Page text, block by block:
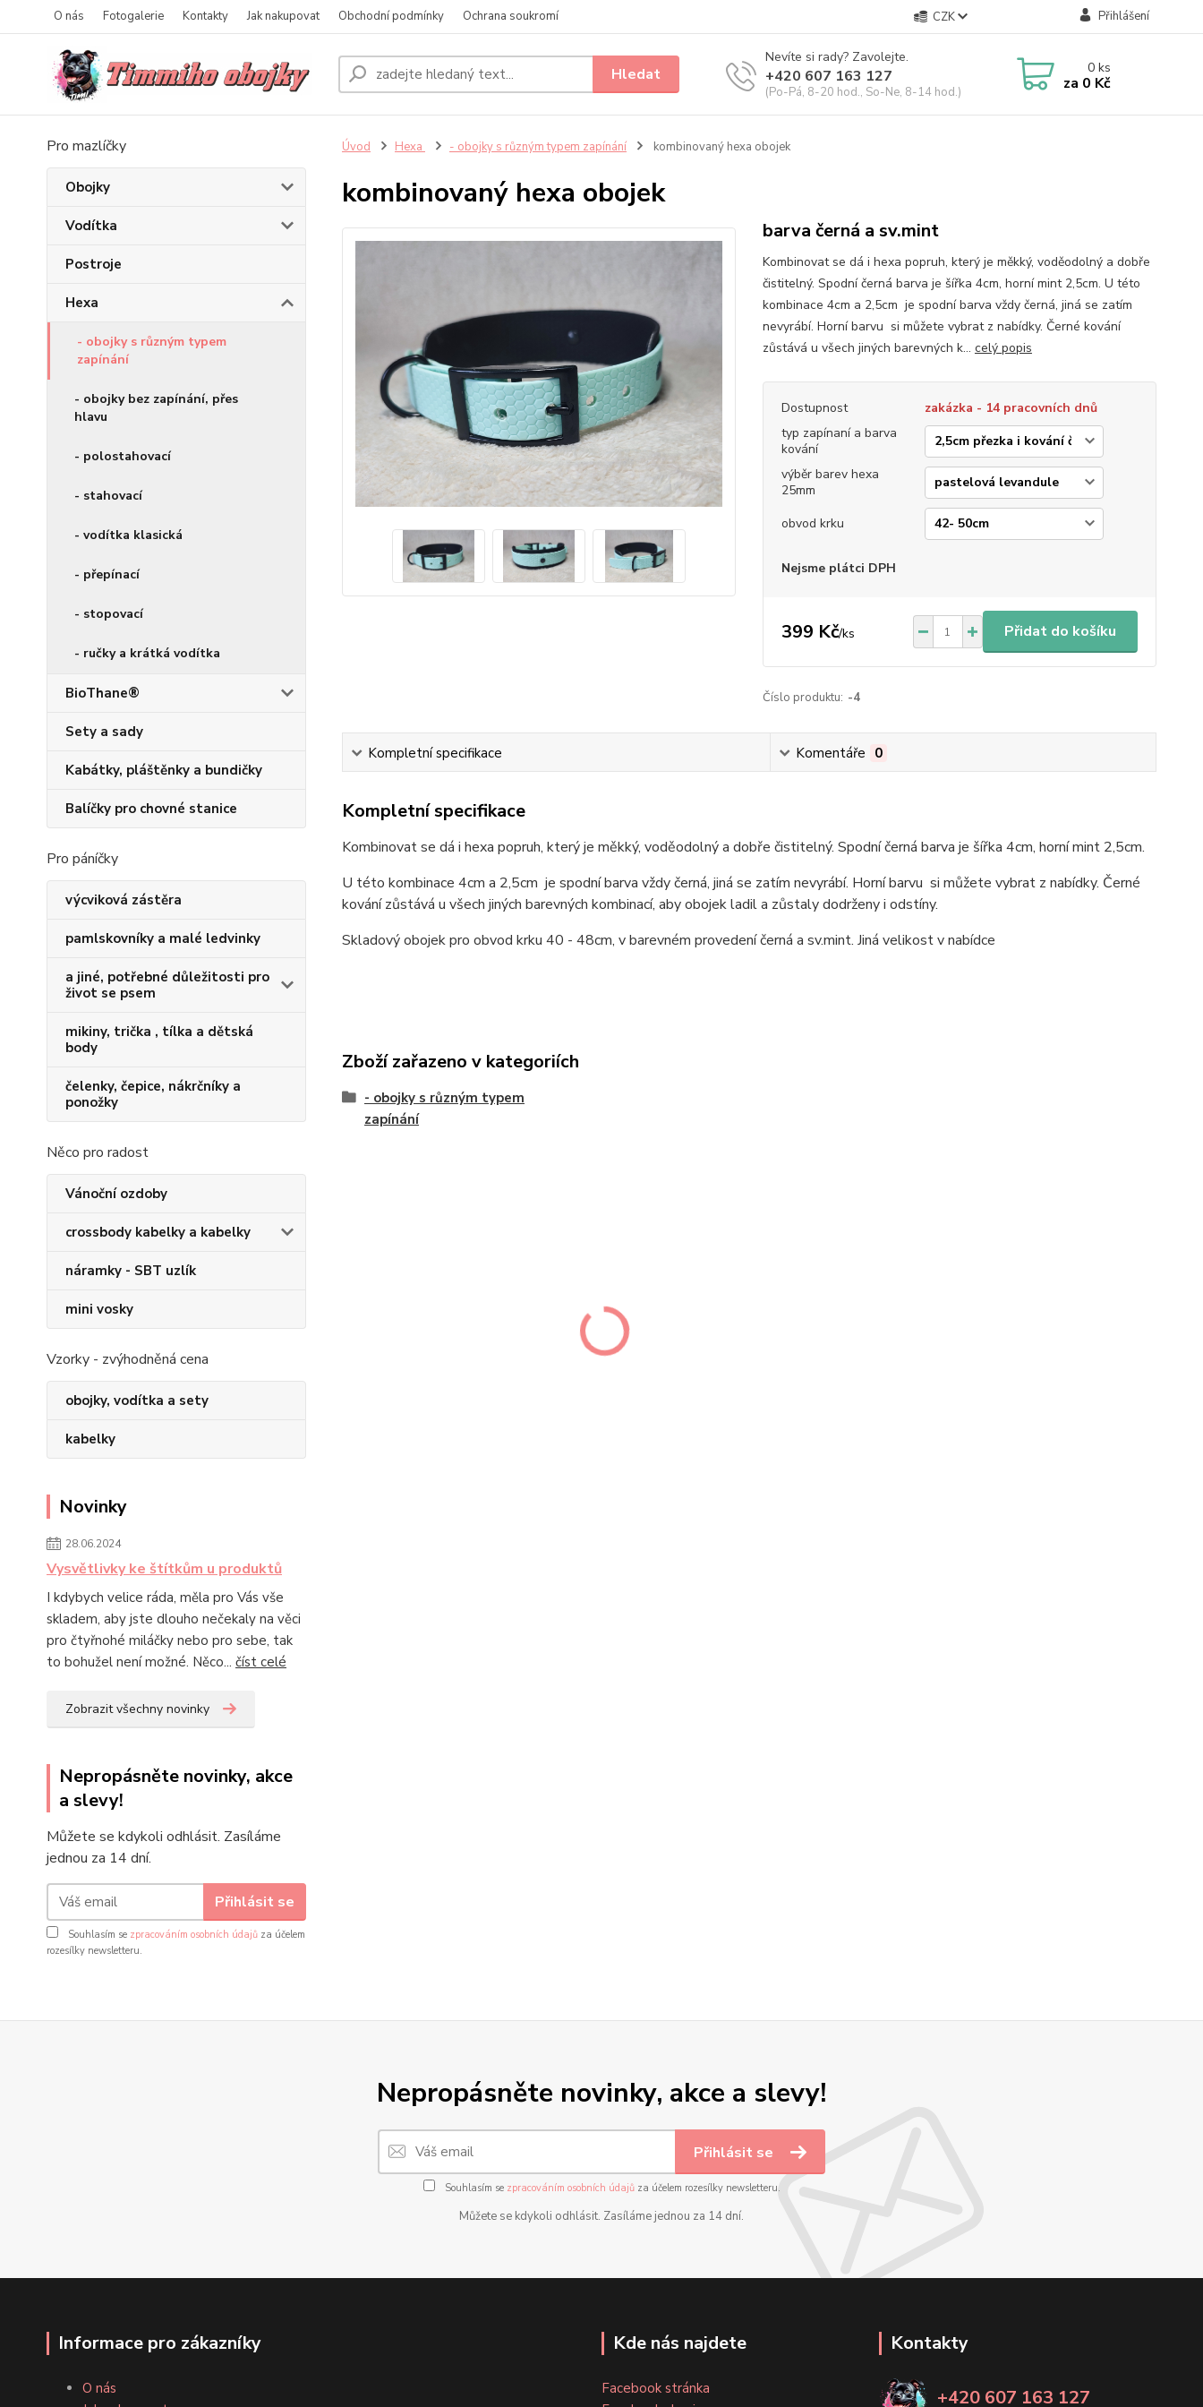
O nás Fotogalerie Kontakty Jak nakupovat Obchodní podmínky Ochrana soukromí CZK Přihlášení
Hledat
Nevíte si rady? Zavolejte.
+420 607 163 127
(Po-Pá, 8-20 hod., So-Ne, 8-14 hod.)
0ks
za 0 Kč
Pro mazlíčky
Obojky
Vodítka
Postroje
Hexa
- obojky s různým typem
zapínání
- obojky bez zapínání, přes
hlavu
- polostahovací
- stahovací
- vodítka klasická
- přepínací
- stopovací
- ručky a krátká vodítka
BioThane®
Sety a sady
Kabátky, pláštěnky a bundičky
Balíčky pro chovné stanice
Pro páníčky
výcviková zástěra
pamlskovníky a malé ledvinky
a jiné, potřebné důležitosti pro
život se psem
mikiny, trička , tílka a dětská
body
čelenky, čepice, nákrčníky a
ponožky
Něco pro radost
Vánoční ozdoby
crossbody kabelky a kabelky
náramky - SBT uzlík
mini vosky
Vzorky - zvýhodněná cena
obojky, vodítka a sety
kabelky
Novinky
28.06.2024
Vysvětlivky ke štítkům u produktů
I kdybych velice ráda, měla pro Vás vše
skladem, aby jste dlouho nečekaly na věci
pro čtyřnohé miláčky nebo pro sebe, tak
to bohužel není možné. Něco... číst celé
Zobrazit všechny novinky
Nepropásněte novinky, akce
a slevy!
Můžete se kdykoli odhlásit. Zasíláme
jednou za 14 dní.
Přihlásit se
Souhlasím se zpracováním osobních údajů za účelem
rozesílky newsletteru.
Úvod Hexa - obojky s různým typem zapínání kombinovaný hexa obojek
kombinovaný hexa obojek
barva černá a sv.mint
Kombinovat se dá i hexa popruh, který je měkký, voděodolný a dobře
čistitelný. Spodní černá barva je šířka 4cm, horní mint 2,5cm. U této
kombinace 4cm a 2,5cm je spodní barva vždy černá, jiná se zatím
nevyrábí. Horní barvu si můžete vybrat z nabídky. Černé kování
zůstává u všech jiných barevných k... celý popis
Dostupnost
zakázka - 14 pracovních dnů
typ zapínaní a barva
kování
výběr barev hexa
25mm
obvod krku
Nejsme plátci DPH
399 Kč/ks Přidat do košíku
Číslo produktu: -4
Kompletní specifikace Komentáře 0
Kompletní specifikace
Kombinovat se dá i hexa popruh, který je měkký, voděodolný a dobře čistitelný. Spodní černá barva je šířka 4cm, horní mint 2,5cm.
U této kombinace 4cm a 2,5cm je spodní barva vždy černá, jiná se zatím nevyrábí. Horní barvu si můžete vybrat z nabídky. Černé
kování zůstává u všech jiných barevných kombinací, aby obojek ladil a zůstaly dodrženy i odstíny.
Skladový obojek pro obvod krku 40 - 48cm, v barevném provedení černá a sv.mint. Jiná velikost v nabídce
Zboží zařazeno v kategoriích
- obojky s různým typem
zapínání
Nepropásněte novinky, akce a slevy!
Přihlásit se
Souhlasím se zpracováním osobních údajůza účelem rozesílky newsletteru.
Můžete se kdykoli odhlásit. Zasíláme jednou za 14 dní.
Informace pro zákazníky
O nás
Kde nás najdete
Facebook stránka
Kontakty
+420 607 163 127